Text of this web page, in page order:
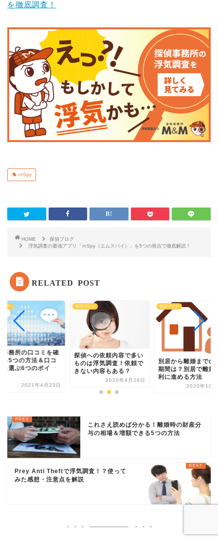
を徹底調査！
ｍSpy
HOME
探偵ブログ
浮気調査の最強アプリ「ｍSpy（エムスパイ）」を5つの視点で徹底解説！
RELATED POST
ログ
事務所の口コミを確
る5つの方法＆口コ
ら選ぶ6つのポイ
2021年4月23日
探偵ブログ
探偵への依頼内容で多い
ものは浮気調査！依頼で
きない内容もある？
2020年4月28日
探偵ブログ
別居から離婚までの
期間は？別居で離婚
利に進める方法
2020年10月
これさえ読めば分かる！離婚時の財産分
与の相場＆増額できる5つの方法
Prey Anti Theftで浮気調査！？使って
みた感想・注意点を解説